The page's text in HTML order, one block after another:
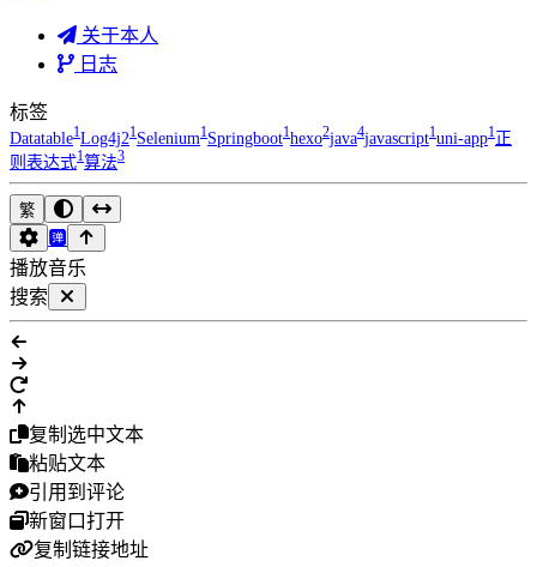
关于本人
日志
标签
Datatable1Log4j21Selenium1Springboot1hexo2java4javascript1uni-app1正
则表达式1算法3
繁
播放音乐
搜索
复制选中文本
粘贴文本
引用到评论
新窗口打开
复制链接地址